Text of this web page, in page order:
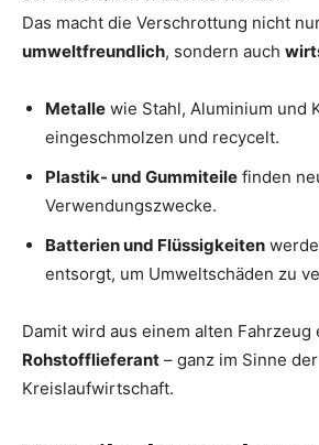
Das macht die Verschrottung nicht
umweltfreundlich, sondern auch
Metalle wie Stahl, Aluminium und
eingeschmolzen und recycelt.
Plastik- und Gummiteile finden
Verwendungszwecke.
Batterien und Flüssigkeiten
entsorgt, um Umweltschäden zu
Damit wird aus einem alten Fahrzeug
Rohstofflieferant – ganz im Sinne der
Kreislaufwirtschaft.